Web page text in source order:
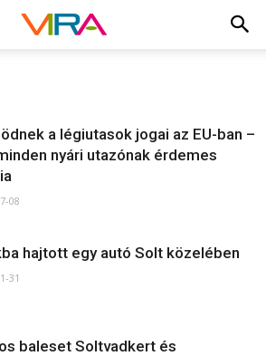
a légiutasok jogai az EU-ban –
nyári utazónak érdemes
08
hajtott egy autó Solt közelében
31
baleset Soltvadkert és